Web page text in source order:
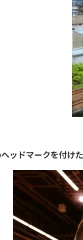
ッドマークを付け